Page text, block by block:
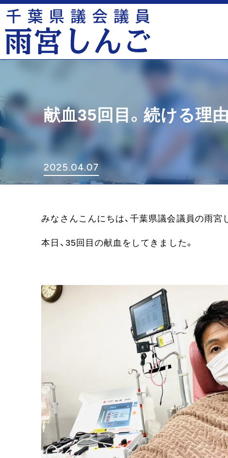
献血35回目。続ける理由
2025.04.07
みなさんこんにちは、千葉県議会議員の雨宮
本日、35回目の献血をしてきました。